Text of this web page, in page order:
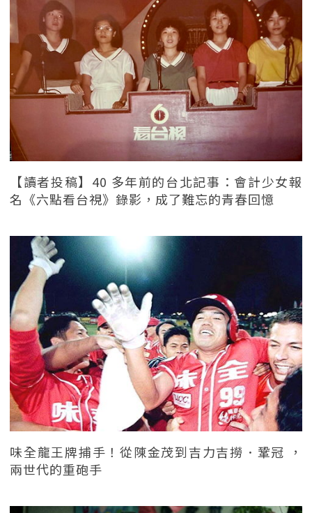
【讀者投稿】40 多年前的台北記事：會計少女報
名《六點看台視》錄影，成了難忘的青春回憶
味全龍王牌捕手！從陳金茂到吉力吉撈．鞏冠 ，
兩世代的重砲手